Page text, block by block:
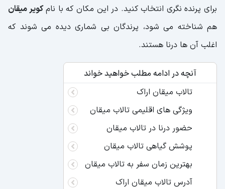
برای پرنده نگری انتخاب کنید. در این مکان که با نامکویر میقان
هم شناخته می شود، پرندگان بی شماری دیده می شوند که
اغلب آن ها درنا هستند.
آنچه در ادامه مطلب خواهید خواند
تالاب میقان اراک
ویژگی های اقلیمی تالاب میقان
حضور درنا در تالاب میقان
پوشش گیاهی تالاب میقان
بهترین زمان سفر به تالاب میقان
آدرس تالاب میقان اراک